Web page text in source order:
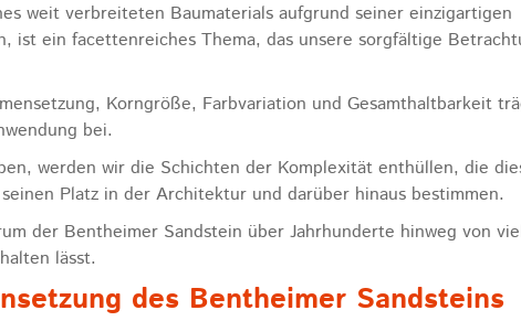
weit verbreiteten Baumaterials aufgrund seiner einzigartigen
ist ein facettenreiches Thema, das unsere sorgfältige
Korngröße, Farbvariation und Gesamthaltbarkeit
bei.
werden wir die Schichten der Komplexität enthüllen, die
Platz in der Architektur und darüber hinaus bestimmen.
der Bentheimer Sandstein über Jahrhunderte hinweg von
lässt.
des Bentheimer Sandsteins